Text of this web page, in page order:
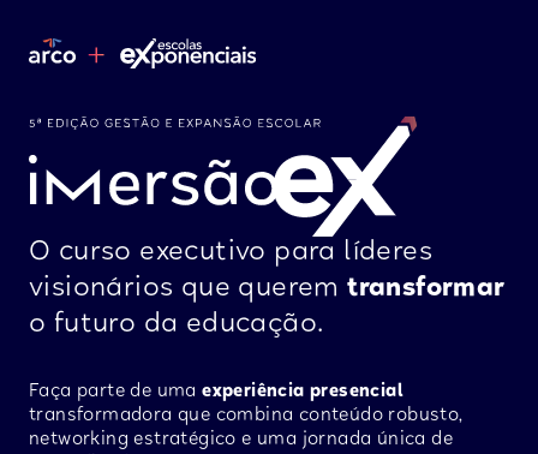
O curso executivo para líderes
visionários que queremtransformar
o futuro da educação.
Faça parte de umaexperiência presencial
transformadora que combina conteúdo robusto,
networking estratégico e uma jornada única de